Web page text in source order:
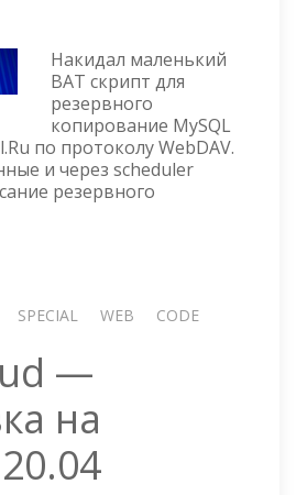
Накидал маленький
BAT скрипт для
резервного
копирование MySQL
по протоколу WebDAV.
и через scheduler
резервного
SPECIAL WEB CODE
—
на